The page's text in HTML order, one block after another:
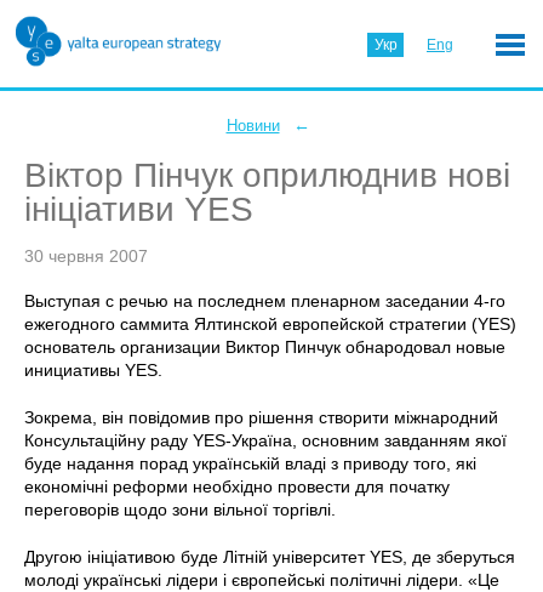
Укр Eng
Новини ←
Віктор Пінчук оприлюднив нові
ініціативи YES
30 червня 2007
Выступая с речью на последнем пленарном заседании 4-го
ежегодного саммита Ялтинской европейской стратегии (YES)
основатель организации Виктор Пинчук обнародовал новые
инициативы YES.
Зокрема, він повідомив про рішення створити міжнародний
Консультаційну раду YES-Україна, основним завданням якої
буде надання порад українській владі з приводу того, які
економічні реформи необхідно провести для початку
переговорів щодо зони вільної торгівлі.
Другою ініціативою буде Літній університет YES, де зберуться
молоді українські лідери і європейські політичні лідери. «Це